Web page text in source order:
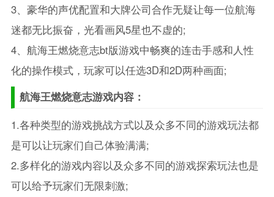
3、豪华的声优配置和大牌公司合作无疑让每一位航海
迷都无比振奋，光看画风5星也不虚的;
4、航海王燃烧意志bt版游戏中畅爽的连击手感和人性
化的操作模式，玩家可以任选3D和2D两种画面;
航海王燃烧意志游戏内容：
1.各种类型的游戏挑战方式以及众多不同的游戏玩法都
是可以让玩家们自己体验满满;
2.多样化的游戏内容以及众多不同的游戏探索玩法也是
可以给予玩家们无限刺激;